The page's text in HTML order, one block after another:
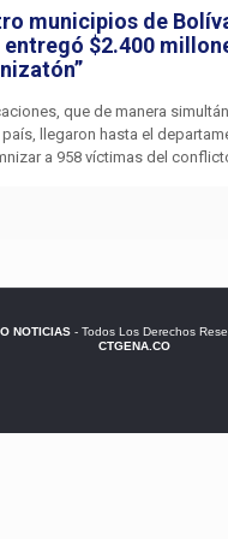
municipios de
entregó $2.400
que de manera
llegaron hasta el
a 958 víctimas del
NOTICIAS- Todos Los Derechos
CTGENA.CO